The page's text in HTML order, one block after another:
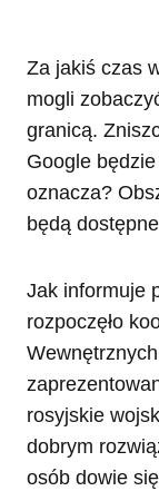
Za jakiś czas
mogli
granicą.
Google
oznacza?
będą
Jak informuje
rozpoczęło
rosyjskie
dobrym
osób dowie